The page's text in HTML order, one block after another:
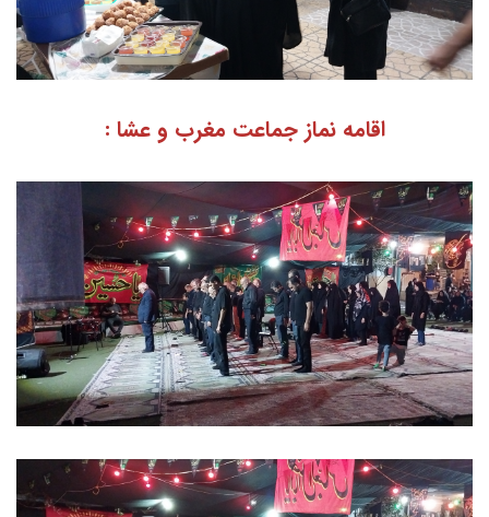
اقامه نماز جماعت مغرب و عشا :